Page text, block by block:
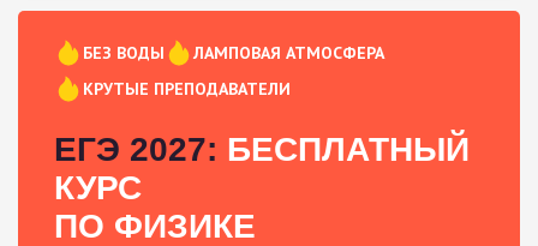
БЕЗ ВОДЫ
ЛАМПОВАЯ АТМОСФЕРА
КРУТЫЕ ПРЕПОДАВАТЕЛИ
ЕГЭ 2027: БЕСПЛАТНЫЙ
КУРС
ПО ФИЗИКЕ